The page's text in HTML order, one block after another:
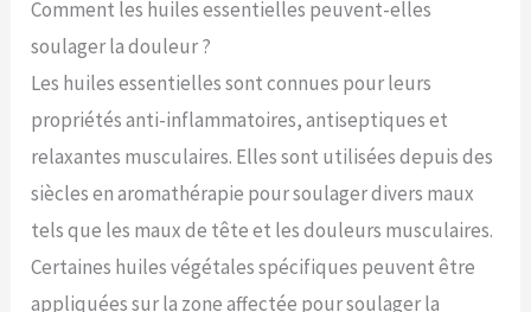
Comment les huiles essentielles peuvent-elles
soulager la douleur ?
Les huiles essentielles sont connues pour leurs
propriétés anti-inflammatoires, antiseptiques et
relaxantes musculaires. Elles sont utilisées depuis des
siècles en aromathérapie pour soulager divers maux
tels que les maux de tête et les douleurs musculaires.
Certaines huiles végétales spécifiques peuvent être
appliquées sur la zone affectée pour soulager la